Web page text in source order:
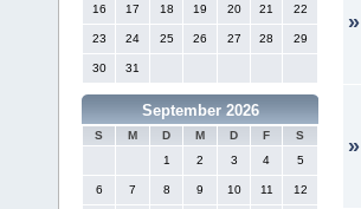
16 17 18 19 20 21 22
23 24 25 26 27 28 29
30 31
September 2026
S M D M D F
S
1
2 3 4 5
6 7 8 9 10 11 12
»
»